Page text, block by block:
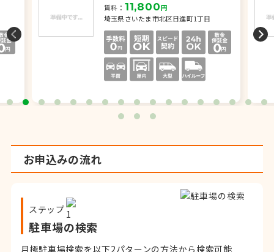
賃料： 11,800円
埼玉県さいたま市北区日進町1丁目
お申込みの流れ
ステップ
駐車場の検索
月極駐車場検索を以下2パターンの方法から検索可能